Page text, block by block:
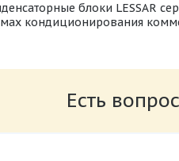
блоки LESSAR
кондиционирования
Мб
соединительный для ККБ
Есть